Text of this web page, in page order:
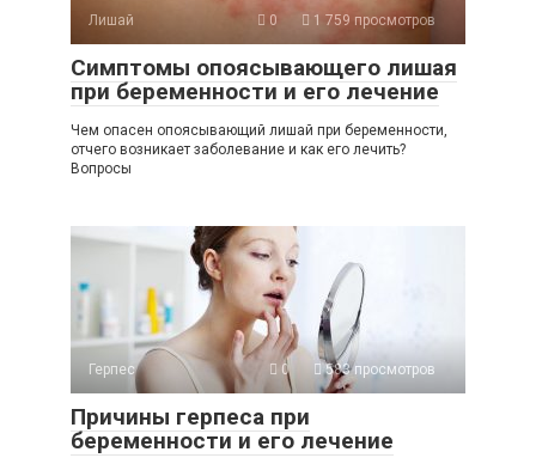
Лишай 0 1 759 просмотров
Симптомы опоясывающего лишая
при беременности и его лечение
Чем опасен опоясывающий лишай при беременности,
отчего возникает заболевание и как его лечить?
Вопросы
Герпес 0 583 просмотров
Причины герпеса при
беременности и его лечение